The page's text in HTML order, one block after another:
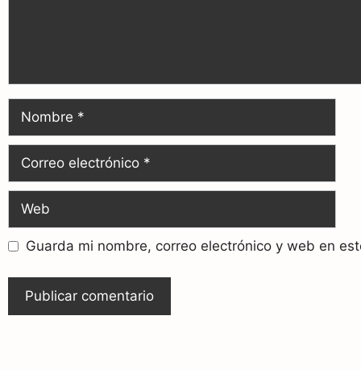
Guarda mi nombre, correo electrónico y web en